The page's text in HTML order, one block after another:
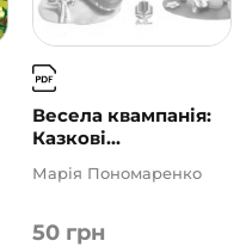
Весела квампанія:
Казкові...
50 грн
Марія Пономаренко